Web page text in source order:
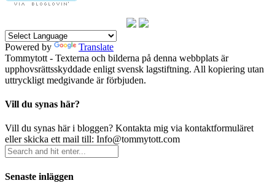
Powered by
Translate
Tommytott - Texterna och bilderna på denna webbplats är
upphovsrättsskyddade enligt svensk lagstiftning. All kopiering utan
uttryckligt medgivande är förbjuden.
Vill du synas här?
Vill du synas här i bloggen? Kontakta mig via kontaktformuläret
eller skicka ett mail till: Info@tommytott.com
Senaste inläggen